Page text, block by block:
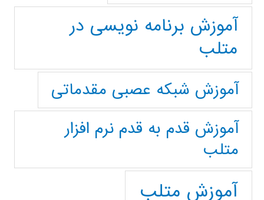
آموزش برنامه نویسی در
متلب
آموزش شبکه عصبی مقدماتی
آموزش قدم به قدم نرم افزار
متلب
آموزش متلب